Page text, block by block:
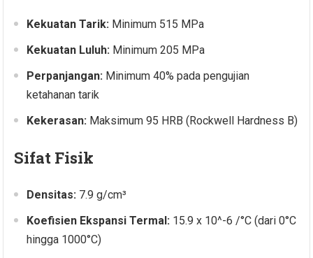
Kekuatan Tarik: Minimum 515 MPa
Kekuatan Luluh: Minimum 205 MPa
Perpanjangan: Minimum 40% pada pengujian
ketahanan tarik
Kekerasan: Maksimum 95 HRB (Rockwell Hardness B)
Sifat Fisik
Densitas: 7.9 g/cm³
Koefisien Ekspansi Termal: 15.9 x 10^-6 /°C (dari 0°C
hingga 1000°C)